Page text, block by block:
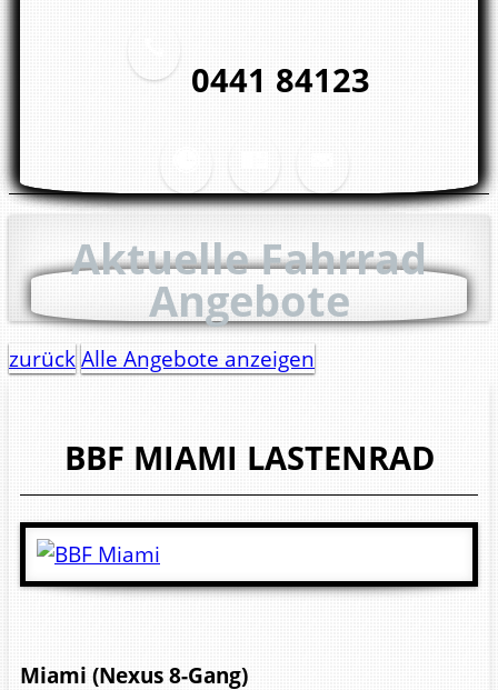
0441 84123
Aktuelle Fahrrad
Angebote
zurückAlle Angebote anzeigen
BBF MIAMI LASTENRAD
Miami (Nexus 8-Gang)